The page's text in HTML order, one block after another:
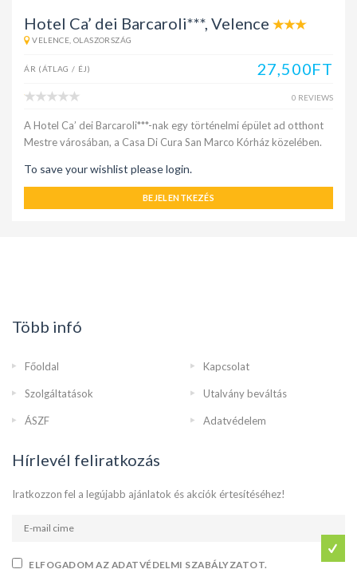
Hotel Ca’ dei Barcaroli***, Velence
VELENCE, OLASZORSZÁG
ÁR (ÁTLAG / ÉJ) 27,500FT
0 REVIEWS
A Hotel Ca’ dei Barcaroli***-nak egy történelmi épület ad otthont
Mestre városában, a Casa Di Cura San Marco Kórház közelében.
To save your wishlist please login.
BEJELENTKEZÉS
Több infó
Főoldal Kapcsolat
Szolgáltatások Utalvány beváltás
ÁSZF Adatvédelem
Hírlevél feliratkozás
Iratkozzon fel a legújabb ajánlatok és akciók értesítéséhez!
ELFOGADOM AZ ADATVÉDELMI SZABÁLYZATOT.